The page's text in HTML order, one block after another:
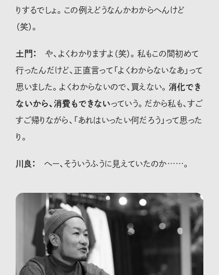
りするでしょ。この例えどうなんかわからへんけど
（笑）。
土門： や、よくわかりますよ（笑）。私もこの間初めて
行ったんだけど、正直言って「よくわからないなあ」って
思いました。よくわからないので、買えない。 消化でき
ないから、消費もできないっていう。だから私も、すご
すご帰りながら、「あれはいったい何だろう」って思った
り。
川良： へー、そういうふうに見えていたのか……。